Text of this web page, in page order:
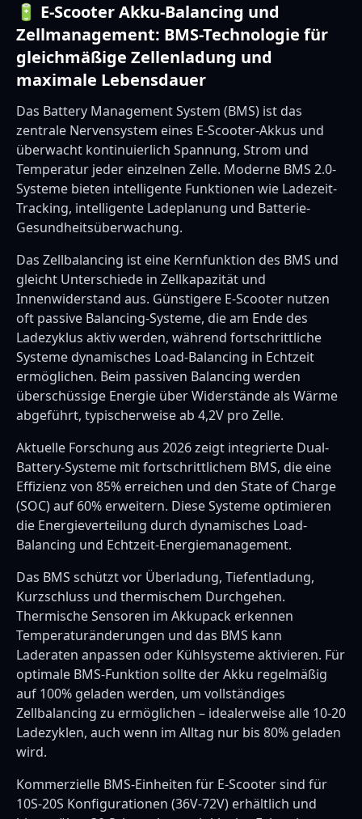
🔋 E-Scooter Akku-Balancing und
Zellmanagement: BMS-Technologie für
gleichmäßige Zellenladung und
maximale Lebensdauer
Das Battery Management System (BMS) ist das
zentrale Nervensystem eines E-Scooter-Akkus und
überwacht kontinuierlich Spannung, Strom und
Temperatur jeder einzelnen Zelle. Moderne BMS 2.0-
Systeme bieten intelligente Funktionen wie Ladezeit-
Tracking, intelligente Ladeplanung und Batterie-
Gesundheitsüberwachung.
Das Zellbalancing ist eine Kernfunktion des BMS und
gleicht Unterschiede in Zellkapazität und
Innenwiderstand aus. Günstigere E-Scooter nutzen
oft passive Balancing-Systeme, die am Ende des
Ladezyklus aktiv werden, während fortschrittliche
Systeme dynamisches Load-Balancing in Echtzeit
ermöglichen. Beim passiven Balancing werden
überschüssige Energie über Widerstände als Wärme
abgeführt, typischerweise ab 4,2V pro Zelle.
Aktuelle Forschung aus 2026 zeigt integrierte Dual-
Battery-Systeme mit fortschrittlichem BMS, die eine
Effizienz von 85% erreichen und den State of Charge
(SOC) auf 60% erweitern. Diese Systeme optimieren
die Energieverteilung durch dynamisches Load-
Balancing und Echtzeit-Energiemanagement.
Das BMS schützt vor Überladung, Tiefentladung,
Kurzschluss und thermischem Durchgehen.
Thermische Sensoren im Akkupack erkennen
Temperaturänderungen und das BMS kann
Laderaten anpassen oder Kühlsysteme aktivieren. Für
optimale BMS-Funktion sollte der Akku regelmäßig
auf 100% geladen werden, um vollständiges
Zellbalancing zu ermöglichen – idealerweise alle 10-20
Ladezyklen, auch wenn im Alltag nur bis 80% geladen
wird.
Kommerzielle BMS-Einheiten für E-Scooter sind für
10S-20S Konfigurationen (36V-72V) erhältlich und